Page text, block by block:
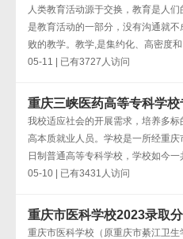
人类教育活动源于交换，教育是人
是教育活动的一部分，没有沟通就
败的教学。教学,是集约化、高密度
05-11 | 已有3727人访问
重庆三峡医药高等专科学
我校适应社会的开展需求，培养多
高本质就业人员。学校是一所经重
日制普通高等专科学校，学校如今一
05-10 | 已有3431人访问
重庆市医科学校2023录取
重庆市医科学校（原重庆市綦江卫